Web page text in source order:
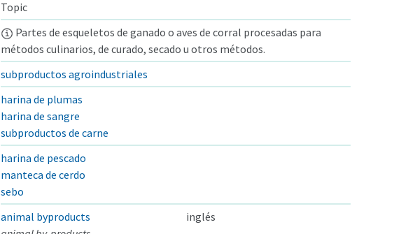
Topic
Partes de esqueletos de ganado o aves de corral procesadas para
métodos culinarios, de curado, secado u otros métodos.
subproductos agroindustriales
harina de plumas
harina de sangre
subproductos de carne
harina de pescado
manteca de cerdo
sebo
animal byproducts
inglés